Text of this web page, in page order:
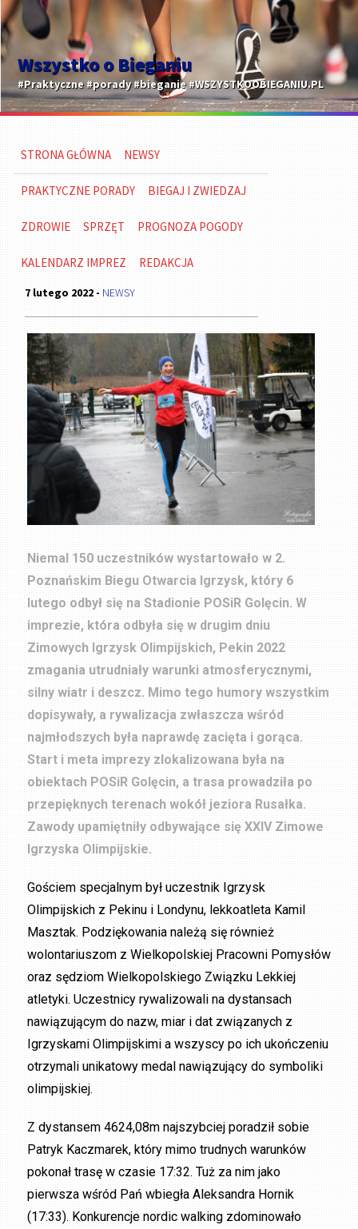
Wszystko o Bieganiu
#Praktyczne #porady #bieganie #WSZYSTKOOBIEGANIU.PL
STRONA GŁÓWNA NEWSY
PRAKTYCZNE PORADY BIEGAJ I ZWIEDZAJ
ZDROWIE SPRZĘT PROGNOZA POGODY
KALENDARZ IMPREZ REDAKCJA
7 lutego 2022 - NEWSY
Niemal 150 uczestników wystartowało w 2.
Poznańskim Biegu Otwarcia Igrzysk, który 6
lutego odbył się na Stadionie POSiR Golęcin. W
imprezie, która odbyła się w drugim dniu
Zimowych Igrzysk Olimpijskich, Pekin 2022
zmagania utrudniały warunki atmosferycznymi,
silny wiatr i deszcz. Mimo tego humory wszystkim
dopisywały, a rywalizacja zwłaszcza wśród
najmłodszych była naprawdę zacięta i gorąca.
Start i meta imprezy zlokalizowana była na
obiektach POSiR Golęcin, a trasa prowadziła po
przepięknych terenach wokół jeziora Rusałka.
Zawody upamiętniły odbywające się XXIV Zimowe
Igrzyska Olimpijskie.
Gościem specjalnym był uczestnik Igrzysk
Olimpijskich z Pekinu i Londynu, lekkoatleta Kamil
Masztak. Podziękowania należą się również
wolontariuszom z Wielkopolskiej Pracowni Pomysłów
oraz sędziom Wielkopolskiego Związku Lekkiej
atletyki. Uczestnicy rywalizowali na dystansach
nawiązującym do nazw, miar i dat związanych z
Igrzyskami Olimpijskimi a wszyscy po ich ukończeniu
otrzymali unikatowy medal nawiązujący do symboliki
olimpijskiej.
Z dystansem 4624,08m najszybciej poradził sobie
Patryk Kaczmarek, który mimo trudnych warunków
pokonał trasę w czasie 17:32. Tuż za nim jako
pierwsza wśród Pań wbiegła Aleksandra Hornik
(17:33). Konkurencje nordic walking zdominowało